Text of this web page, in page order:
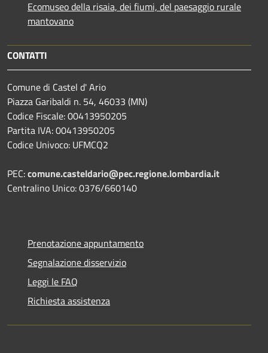
Ecomuseo della risaia, dei fiumi, del paesaggio rurale
mantovano
CONTATTI
Comune di Castel d' Ario
Piazza Garibaldi n. 54, 46033 (MN)
Codice Fiscale: 00413950205
Partita IVA: 00413950205
Codice Univoco: UFMCQ2
PEC:comune.casteldario@pec.regione.lombardia.it
Centralino Unico: 0376/660140
Prenotazione appuntamento
Segnalazione disservizio
Leggi le FAQ
Richiesta assistenza